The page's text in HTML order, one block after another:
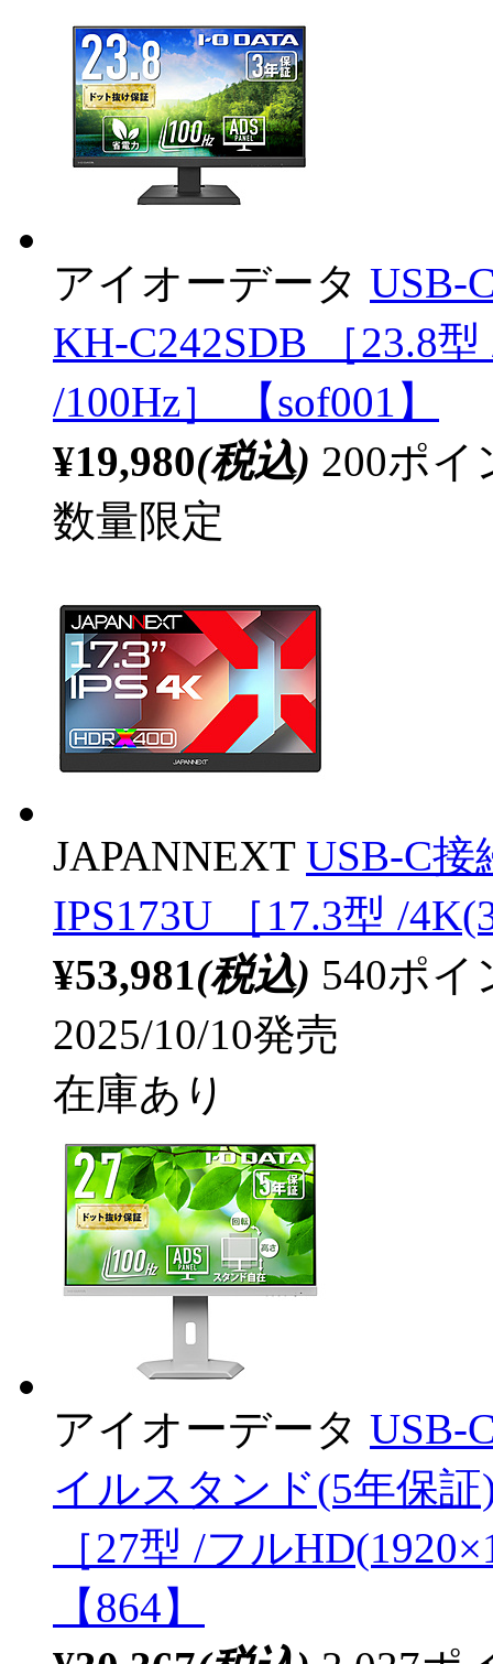
アイオーデータ USB-
KH-C242SDB ［23.8
/100Hz］ 【sof001】
¥19,980(税込) 200ポ
数量限定
JAPANNEXT USB-C
IPS173U ［17.3型 /
¥53,981(税込) 540ポ
2025/10/10発売
在庫あり
アイオーデータ USB-
イルスタンド(5年保
［27型 /フル
【864】